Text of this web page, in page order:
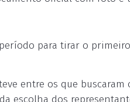
para tirar o
entre os que
escolha dos